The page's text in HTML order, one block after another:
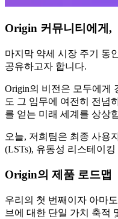
Origin 커뮤니티에게,
마지막 약세 시장 주기 동
공유하고자 합니다.
Origin의 비전은 모두에게
도 그 임무에 여전히 전념
를 얻는 미래 세계를 상상
오늘, 저희팀은 최종 사용
(LSTs), 유동성 리스테이
Origin의 제품 로드맵
우리의 첫 번째이자 아마
브에 대한 단일 가치 축적